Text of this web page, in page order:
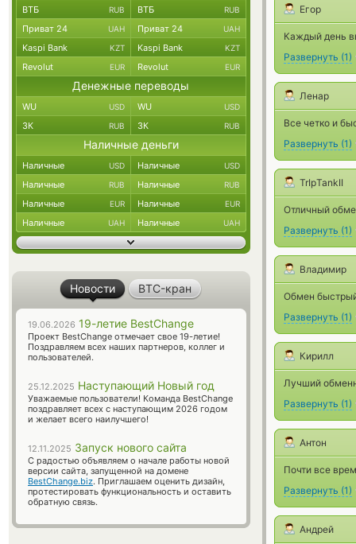
Егор
Каждый день
Развернуть (1)
Ленар
Все четко и
Развернуть (1)
TrIpTankII
Отличный
Развернуть (1)
Владимир
Обмен
Развернуть (1)
Кирилл
Лучший
Развернуть (1)
Антон
Почти все
Развернуть (1)
Андрей
ВТБ RUB ВТБ RUB
Приват 24 UAH Приват 24 UAH
Kaspi Bank KZT Kaspi Bank KZT
Revolut EUR Revolut EUR
Денежные переводы
WU USD WU USD
ЗК RUB ЗК RUB
Наличные деньги
Наличные USD Наличные USD
Наличные RUB Наличные RUB
Наличные EUR Наличные EUR
Наличные UAH Наличные UAH
Новости BTC-кран
19.06.2026 19-летие BestChange
Проект BestChange отмечает свое 19-летие!
Поздравляем всех наших партнеров, коллег и
пользователей.
25.12.2025 Наступающий Новый год
Уважаемые пользователи! Команда BestChange
поздравляет всех с наступающим 2026 годом
и желает всего наилучшего!
12.11.2025 Запуск нового сайта
С радостью объявляем о начале работы новой
версии сайта, запущенной на домене
BestChange.biz. Приглашаем оценить дизайн,
протестировать функциональность и оставить
обратную связь.